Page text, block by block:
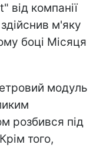
від компанії
м'яку
боці Місяця
модуль
розбився під
того,